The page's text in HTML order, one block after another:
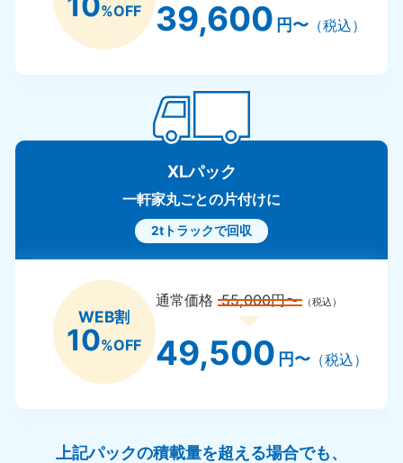
%OFF 39,600 円〜（税込）
XLパック
一軒家丸ごとの片付けに
2tトラックで回収
WEB割
10%OFF
通常価格55,000円〜 （税込）
49,500 円〜（税込）
上記パックの積載量を超える場合でも、